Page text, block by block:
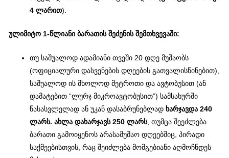
4 ლარით).
ულიმიტო 1-წლიანი ბარათის შეძენის შემთხვევაში:
თუ საშუალოდ ადამიანი თვეში 20 დღე მუშაობს
(ოფიციალური დასვენების დღეების გათვალისწინებით),
საშუალოდ ის მხოლოდ მეტროთი და ავტობუსით (ან
დამატებით “ლურჯ მიკროავტობუსით”) სამსახურში
წასასვლელად ან უკან დასაბრუნებლადხარჯავდა 240
ლარს. ახლა დახარჯავს 250 ლარს, თუმცა შეეძლება
ბარათი გამოიყენოს არასამუშაო დღეებშიც, პირადი
საქმეებისთვის, რაც შეიძლება მომგებიანი აღმოჩნდეს